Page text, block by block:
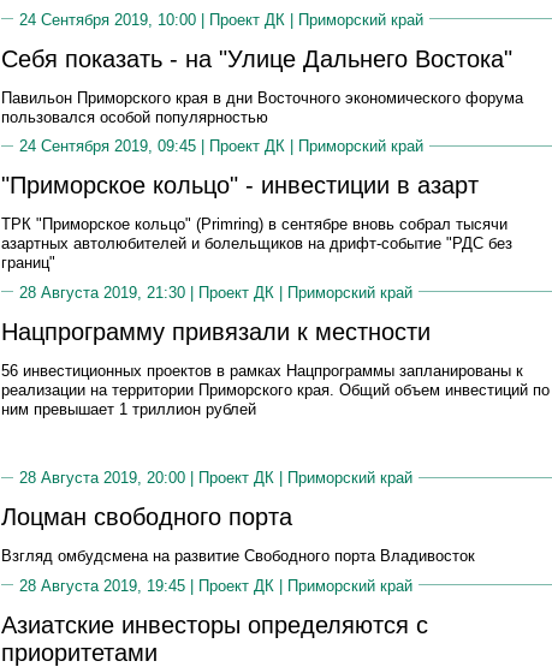
24 Сентября 2019, 10:00 | Проект ДК | Приморский край
Себя показать - на "Улице Дальнего Востока"
Павильон Приморского края в дни Восточного экономического форума
пользовался особой популярностью
24 Сентября 2019, 09:45 |
Проект ДК Приморский край
"Приморское кольцо" - инвестиции в азарт
ТРК "Приморское кольцо" (Primring) в сентябре вновь собрал тысячи
азартных автолюбителей и болельщиков на дрифт-событие "РДС без
границ"
28 Августа 2019, 21:30 | Проект ДК | Приморский край
Нацпрограмму привязали к местности
56 инвестиционных проектов в рамках Нацпрограммы запланированы к
реализации на территории Приморского края. Общий объем инвестиций по
ним превышает 1 триллион рублей
28 Августа 2019, 20:00 | Проект ДК Приморский край
Лоцман свободного порта
Взгляд омбудсмена на развитие Свободного порта Владивосток
28 Августа 2019, 19:45 | Проект ДК | Приморский край
Азиатские инвесторы определяются с
приоритетами